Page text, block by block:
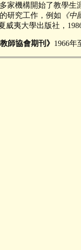
家機構開始了教學
研究工作，例如 《
威夷大學出版社，
師協會期刊》 1966年